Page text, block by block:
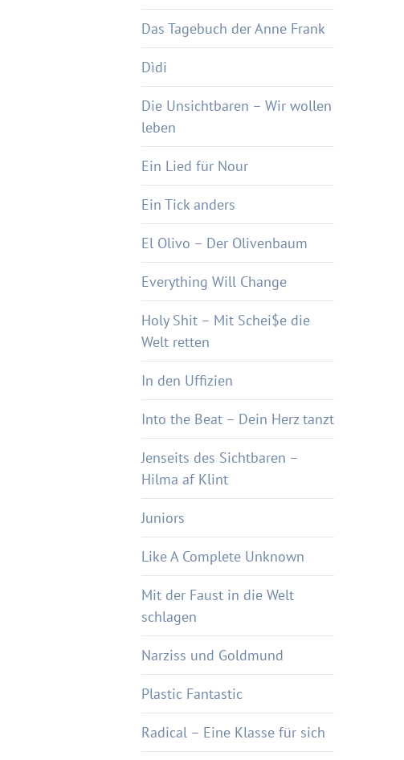
Das Tagebuch der Anne Frank
Dìdi
Die Unsichtbaren – Wir wollen
leben
Ein Lied für Nour
Ein Tick anders
El Olivo – Der Olivenbaum
Everything Will Change
Holy Shit – Mit Schei$e die
Welt retten
In den Uffizien
Into the Beat – Dein Herz tanzt
Jenseits des Sichtbaren –
Hilma af Klint
Juniors
Like A Complete Unknown
Mit der Faust in die Welt
schlagen
Narziss und Goldmund
Plastic Fantastic
Radical – Eine Klasse für sich